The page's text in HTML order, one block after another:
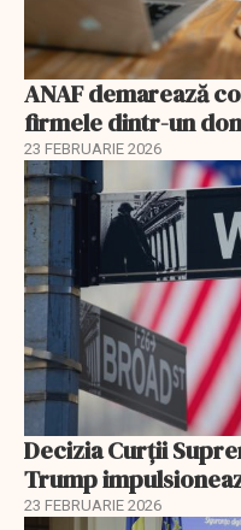
ANAF demarează
firmele dintr-un
23 FEBRUARIE 2026
Decizia Curții
Trump
23 FEBRUARIE 2026